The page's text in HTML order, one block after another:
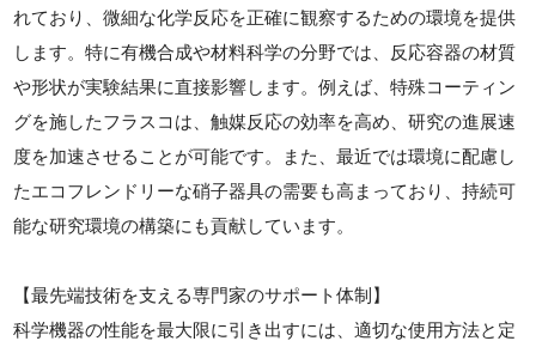
れており、微細な化学反応を正確に観察するための環境を提供
します。特に有機合成や材料科学の分野では、反応容器の材質
や形状が実験結果に直接影響します。例えば、特殊コーティン
グを施したフラスコは、触媒反応の効率を高め、研究の進展速
度を加速させることが可能です。また、最近では環境に配慮し
たエコフレンドリーな硝子器具の需要も高まっており、持続可
能な研究環境の構築にも貢献しています。
【最先端技術を支える専門家のサポート体制】
科学機器の性能を最大限に引き出すには、適切な使用方法と定